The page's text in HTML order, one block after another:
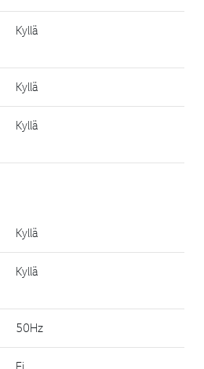
Kyllä
Kyllä
Kyllä
Kyllä
Kyllä
50Hz
Ei